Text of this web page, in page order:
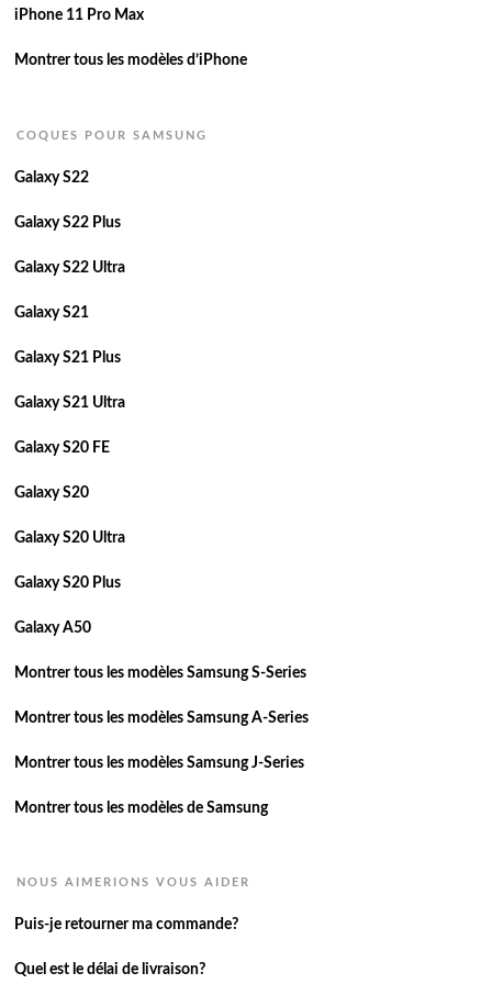
iPhone 11 Pro Max
Montrer tous les modèles d’iPhone
COQUES POUR SAMSUNG
Galaxy S22
Galaxy S22 Plus
Galaxy S22 Ultra
Galaxy S21
Galaxy S21 Plus
Galaxy S21 Ultra
Galaxy S20 FE
Galaxy S20
Galaxy S20 Ultra
Galaxy S20 Plus
Galaxy A50
Montrer tous les modèles Samsung S-Series
Montrer tous les modèles Samsung A-Series
Montrer tous les modèles Samsung J-Series
Montrer tous les modèles de Samsung
NOUS AIMERIONS VOUS AIDER
Puis-je retourner ma commande?
Quel est le délai de livraison?